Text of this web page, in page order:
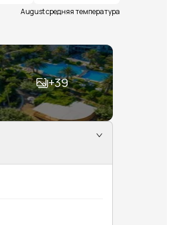
August средняя температура
+39